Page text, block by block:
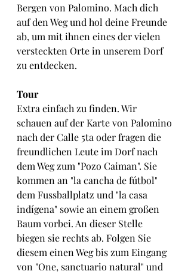
Bergen von Palomino. Mach dich
auf den Weg und hol deine Freunde
ab, um mit ihnen eines der vielen
versteckten Orte in unserem Dorf
zu entdecken.
Tour
Extra einfach zu finden. Wir
schauen auf der Karte von Palomino
nach der Calle 5ta oder fragen die
freundlichen Leute im Dorf nach
dem Weg zum "Pozo Caiman". Sie
kommen an "la cancha de fútbol"
dem Fussballplatz und "la casa
indígena" sowie an einem großen
Baum vorbei. An dieser Stelle
biegen sie rechts ab. Folgen Sie
diesem einen Weg bis zum Eingang
von "One, sanctuario natural" und